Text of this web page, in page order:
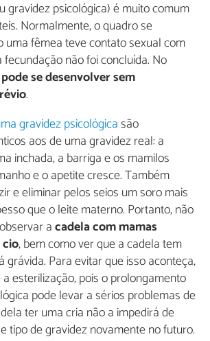
gravidez psicológica) é muito comum
Normalmente, o quadro se
uma fêmea teve contato sexual com
não foi concluída. No
pode se desenvolver sem
.
gravidez psicológicasão
aos de uma gravidez real: a
inchada, a barriga e os mamilos
e o apetite cresce. Também
e eliminar pelos seios um soro mais
que o leite materno. Portanto, não
acadela com mamas
, bem como ver que a cadela tem
grávida. Para evitar que isso aconteça,
esterilização, pois o prolongamento
pode levar a sérios problemas de
ter uma cria não a impedirá de
tipo de gravidez novamente no futuro.